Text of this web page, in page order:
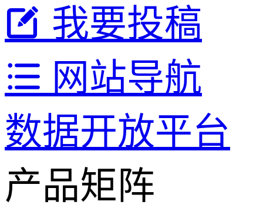
我要投稿
网站导航
数据开放平台
产品矩阵